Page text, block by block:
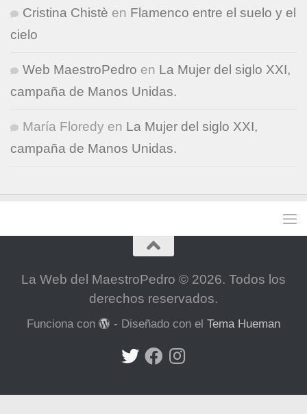
Cristina Chistè en Flamenco entre el suelo y el
cielo
Web MaestroPedro en La Mujer del siglo XXI,
campaña de Manos Unidas.
María Floredy en La Mujer del siglo XXI,
campaña de Manos Unidas.
La Web del MaestroPedro © 2026. Todos los
derechos reservados.
Funciona con - Diseñado con el Tema Hueman